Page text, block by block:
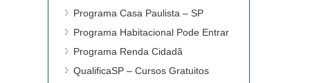
Programa Casa Paulista – SP
Programa Habitacional Pode Entrar
Programa Renda Cidadã
QualificaSP – Cursos Gratuitos